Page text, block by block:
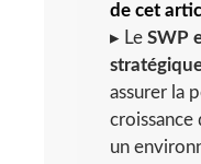
de cet
▸ LeSWP
assurer la
croissance
un